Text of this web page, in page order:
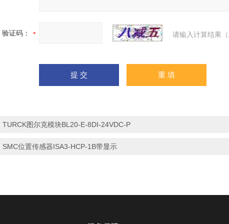
验证码： 请输入计算结果
TURCK图尔克模块BL20-E-8DI-24VDC-P
SMC位置传感器ISA3-HCP-1B带显示